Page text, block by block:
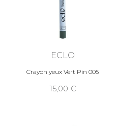
ECLO
Crayon yeux Vert Pin 005
15,00